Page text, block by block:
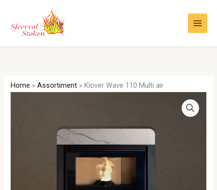
inhoud
Home »Assortiment » Klover Wave 110 Multi air